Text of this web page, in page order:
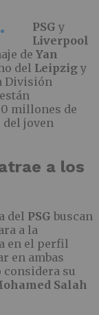
PSG y
Liverpool
de Yan
del Leipzig y
División
millones de
joven
a los
del PSG buscan
a la
en el perfil
en ambas
considera su
Salah